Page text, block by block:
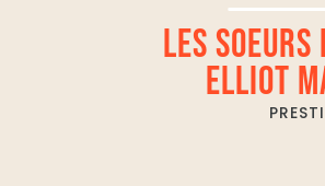
LES
ELLIOT